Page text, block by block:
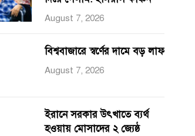
August 7, 2026
বিশ্ববাজারে স্বর্ণের দামে বড় লাফ
August 7, 2026
ইরানে সরকার উৎখাতে ব্যর্থ
হওয়ায় মোসাদের ২ জ্যেষ্ঠ